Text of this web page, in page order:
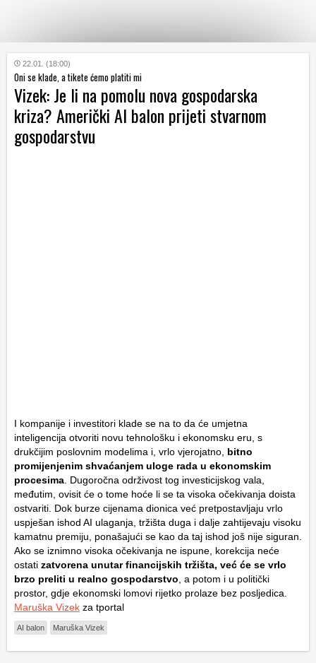
KATEGORIJE
HRVATSKI
WEB
22.01. (18:00)
Oni se klade, a tikete ćemo platiti mi
Vizek: Je li na pomolu nova gospodarska
kriza? Američki AI balon prijeti stvarnom
gospodarstvu
I kompanije i investitori klade se na to da će umjetna
inteligencija otvoriti novu tehnološku i ekonomsku eru, s
drukčijim poslovnim modelima i, vrlo vjerojatno, bitno
promijenjenim shvaćanjem uloge rada u ekonomskim
procesima . Dugoročna održivost tog investicijskog vala,
međutim, ovisit će o tome hoće li se ta visoka očekivanja doista
ostvariti. Dok burze cijenama dionica već pretpostavljaju vrlo
uspješan ishod AI ulaganja, tržišta duga i dalje zahtijevaju visoku
kamatnu premiju, ponašajući se kao da taj ishod još nije siguran.
Ako se iznimno visoka očekivanja ne ispune, korekcija neće
ostati zatvorena unutar financijskih tržišta, već će se vrlo
brzo preliti u realno gospodarstvo , a potom i u politički
prostor, gdje ekonomski lomovi rijetko prolaze bez posljedica.
Maruška Vizek za tportal
AI balon Maruška Vizek